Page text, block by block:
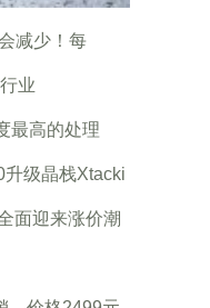
减少！每
业
最高的处理
级晶栈Xtacki
面迎来涨价潮